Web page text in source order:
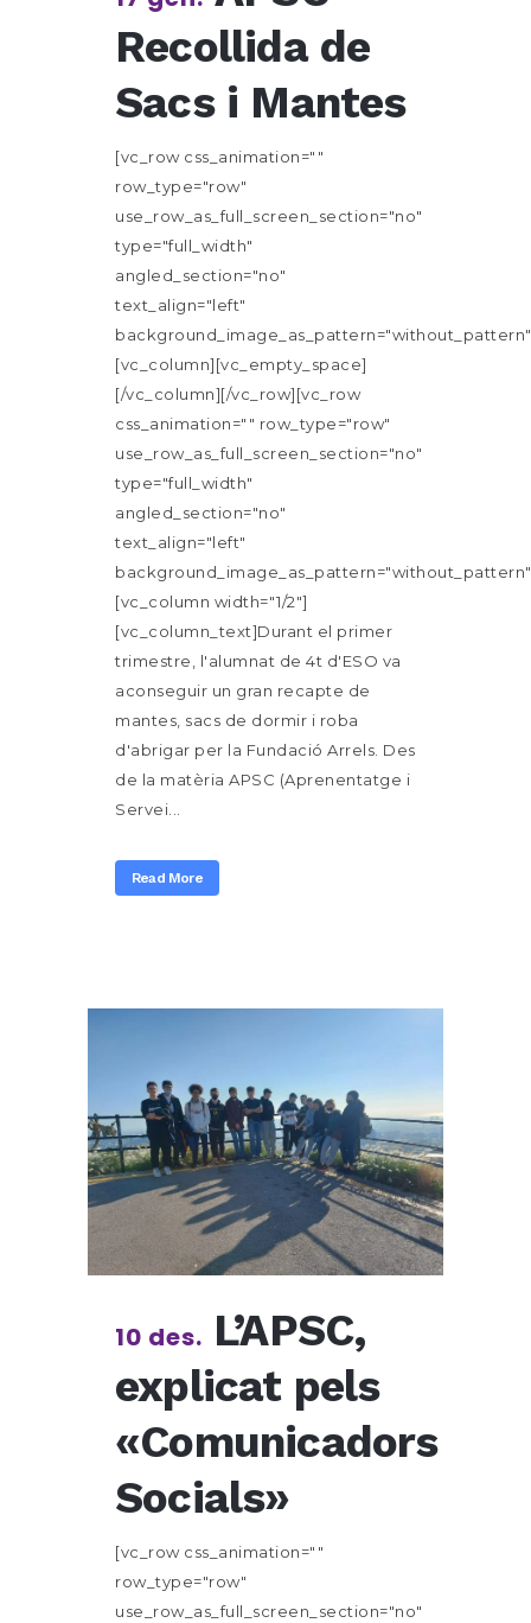
Recollida de
Sacs i Mantes
[vc_row css_animation=""
row_type="row"
use_row_as_full_screen_section="no"
type="full_width"
angled_section="no"
text_align="left"
[vc_column][vc_empty_space]
[/vc_column][/vc_row][vc_row
css_animation="" row_type="row"
use_row_as_full_screen_section="no"
type="full_width"
angled_section="no"
text_align="left"
[vc_column width="1/2"]
[vc_column_text]Durant el primer
trimestre, l'alumnat de 4t d'ESO va
aconseguir un gran recapte de
mantes, sacs de dormir i roba
d'abrigar per la Fundació Arrels. Des
de la matèria APSC (Aprenentatge i
Servei...
Read More
10 des. L’APSC,
explicat pels
«Comunicadors
Socials»
[vc_row css_animation=""
row_type="row"
use_row_as_full_screen_section="no"